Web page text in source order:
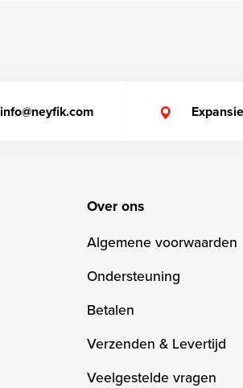
info@neyfik.com
Over ons
Algemene voorwaarden
Ondersteuning
Betalen
Verzenden & Levertijd
Veelgestelde vragen